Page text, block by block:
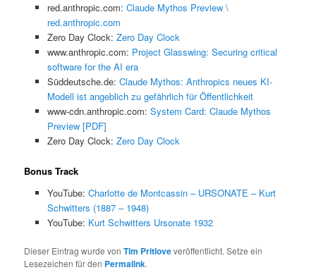
red.anthropic.com: Claude Mythos Preview \
red.anthropic.com
Zero Day Clock: Zero Day Clock
www.anthropic.com: Project Glasswing: Securing critical
software for the AI era
Süddeutsche.de: Claude Mythos: Anthropics neues KI-
Modell ist angeblich zu gefährlich für Öffentlichkeit
www-cdn.anthropic.com: System Card: Claude Mythos
Preview [PDF]
Zero Day Clock: Zero Day Clock
Bonus Track
YouTube: Charlotte de Montcassin – URSONATE – Kurt
Schwitters (1887 – 1948)
YouTube: Kurt Schwitters Ursonate 1932
Dieser Eintrag wurde vonTim Pritloveveröffentlicht. Setze ein
Lesezeichen für den Permalink.